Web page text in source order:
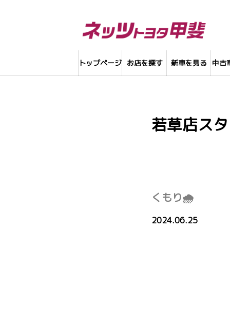
トップページ お店を探す 新車を見る 中古
若草店ス
くもり🌧
2024.06.25